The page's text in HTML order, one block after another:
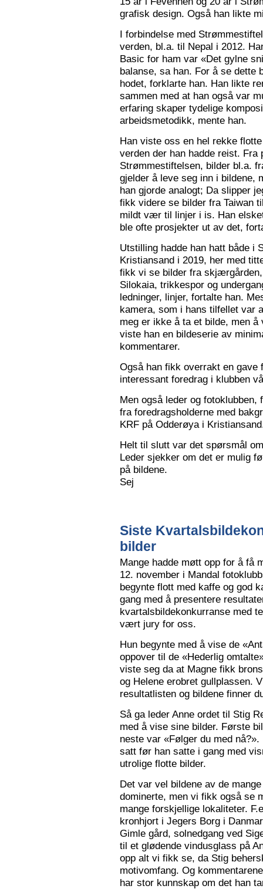
grafisk design. Også han likte
I forbindelse med
verden, bl.a. til Nepal i 2012.
Basic for ham var «Det gylne
balanse, sa han. For å se dette
hodet, forklarte han. Han likte
sammen med at han også var
erfaring skaper tydelige
arbeidsmetodikk, mente han.
Han viste oss en hel rekke
verden der han hadde reist. Fra
Strømmestiftelsen, bilder bl.a.
gjelder å leve seg inn i bildene,
han gjorde analogt; Da slipper
fikk videre se bilder fra Taiwan
mildt vær til linjer i is. Han
ble ofte prosjekter ut av det,
Utstilling hadde han hatt både i
Kristiansand i 2019, her med
fikk vi se bilder fra
Silokaia, trikkespor og
ledninger, linjer, fortalte han.
kamera, som i hans tilfellet var
meg er ikke å ta et bilde, men
viste han en bildeserie av
kommentarer.
Også han fikk overrakt en gave
interessant foredrag i klubben
Men også leder og
fra foredragsholderne med
KRF på Odderøya i
Helt til slutt var det spørsmål
Leder sjekker om det er mulig
på bildene.
Sej
Siste
bilder
Mange hadde møtt opp for å få
12. november i Mandal
begynte flott med kaffe og god
gang med å presentere
kvartalsbildekonkurranse med
vært jury for oss.
Hun begynte med å vise de
oppover til de «Hederlig
viste seg da at Magne fikk
og Helene erobret gullplassen.
resultatlisten og bildene finner
Så ga leder Anne ordet til Stig
med å vise sine bilder. Første
neste var «Følger du med
satt før han satte i gang med
utrolige flotte bilder.
Det var vel bildene av de
dominerte, men vi fikk også se
mange forskjellige lokaliteter.
kronhjort i Jegers Borg i
Gimle gård, solnedgang ved
til et glødende vindusglass på
opp alt vi fikk se, da Stig
motivomfang. Og
har stor kunnskap om det han